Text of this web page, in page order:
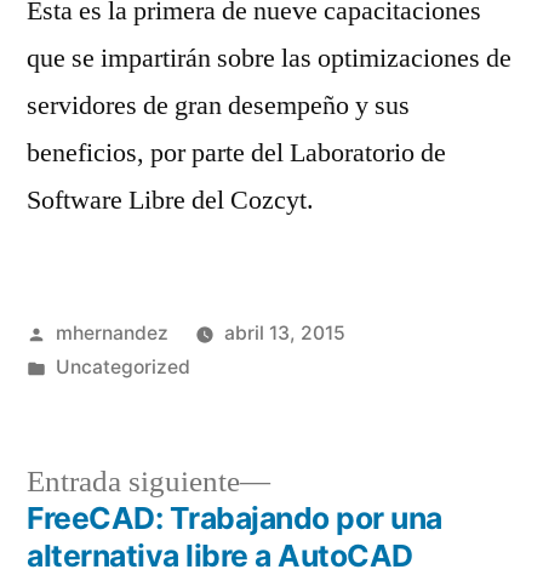
Ésta es la primera de nueve capacitaciones
que se impartirán sobre las optimizaciones de
servidores de gran desempeño y sus
beneficios, por parte del Laboratorio de
Software Libre del Cozcyt.
Publicado
por
mhernandez
abril 13, 2015
Publicado
Uncategorized
Navegación
Entrada siguiente
Entrada
siguiente:
FreeCAD: Trabajando por una
alternativa libre a AutoCAD